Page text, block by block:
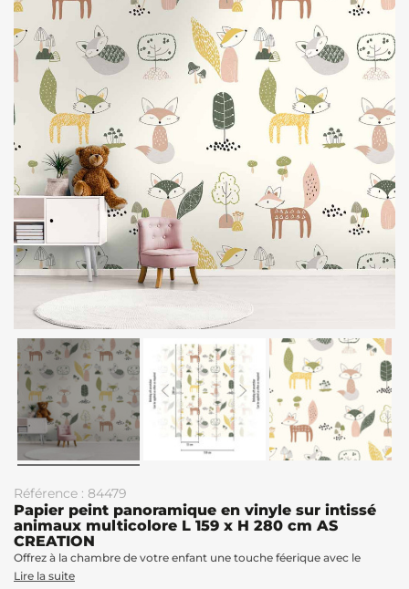
Référence : 84479
Papier peint panoramique en vinyle sur intissé
animaux multicolore L 159 x H 280 cm AS
CREATION
Offrez à la chambre de votre enfant une touche féerique avec le
Lire la suite